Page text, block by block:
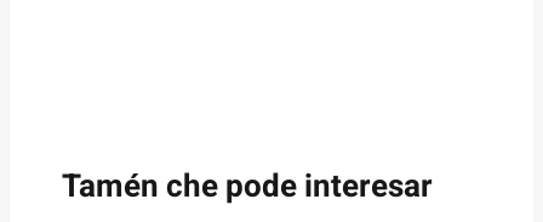
Tamén che pode interesar